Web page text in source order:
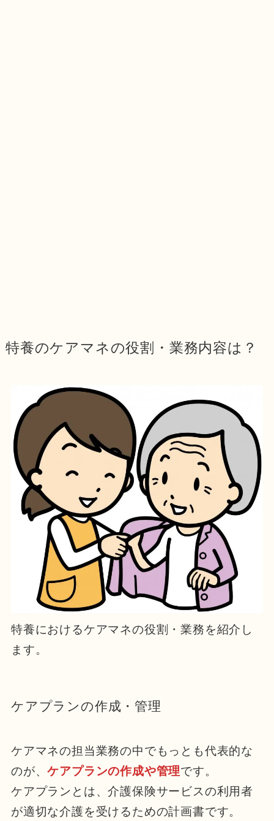
特養のケアマネの役割・業務内容は？
特養におけるケアマネの役割・業務を紹介し
ます。
ケアプランの作成・管理
ケアマネの担当業務の中でもっとも代表的な
のが、ケアプランの作成や管理です。
ケアプランとは、介護保険サービスの利用者
が適切な介護を受けるための計画書です。